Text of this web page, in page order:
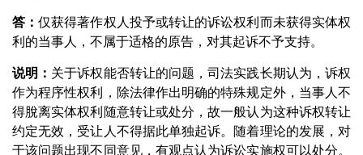
答：仅获得著作权人投予或转让的诉讼权利而未获得实体权
利的当事人，不属于适格的原告，对其起诉不予支持。
说明： 关于诉权能否转让的问题，司法实践长期认为，诉权
作为程序性权利，除法律作出明确的特殊规定外，当事人不
得脫离实体权利随意转让或处分，故一般认为这种诉权转让
约定无效，受让人不得据此单独起诉。随着理论的发展，对
于该问题出现不同意见，有观点认为诉讼实施权可以处分。